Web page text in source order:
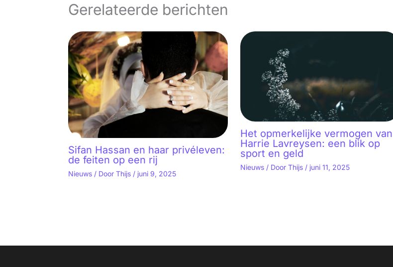
Gerelateerde berichten
Sifan Hassan en haar privéleven:
de feiten op een rij
Nieuws / Door Thijs / juni 9, 2025
Het opmerkelijke vermogen van
Harrie Lavreysen: een blik op
sport en geld
Nieuws / Door Thijs / juni 11, 2025